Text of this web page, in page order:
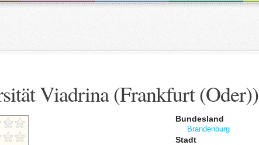
Viadrina (Frankfurt (Oder))
Bundesland
Brandenburg
Stadt